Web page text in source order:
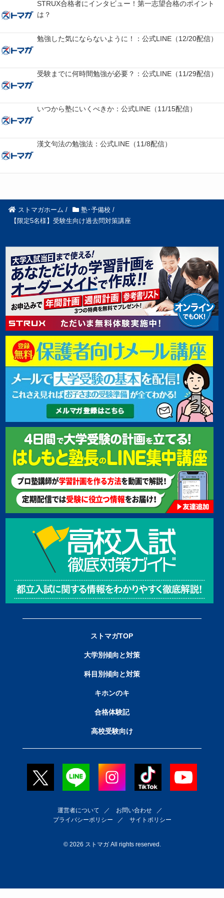
STRUX合格者にインタビュー！第一志望合格のポイント
は？
勉強した気にならないように！：公式LINE（12/20配信）
受験までに何時間勉強が必要？：公式LINE（11/29配信）
いつから塾にいくべきか：公式LINE（11/15配信）
漢文句法の勉強法：公式LINE（11/8配信）
ストマガホーム / 塾･予備校 /
【限定5名様】受験生向け過去問対策講座
ストマガTOP
大学別傾向と対策
科目別傾向と対策
キホンのキ
合格体験記
高校受験向け
運営者について ／ お問い合わせ／
プライバシーポリシー ／ サイトポリシー
© 2026 ストマガ All rights reserved.